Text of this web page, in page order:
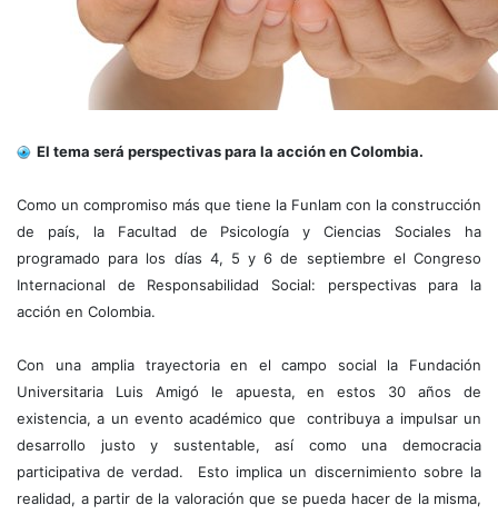
El tema será perspectivas para la acción en Colombia.
Como un compromiso más que tiene la Funlam con la construcción
de país, la Facultad de Psicología y Ciencias Sociales ha
programado para los días 4, 5 y 6 de septiembre el Congreso
Internacional de Responsabilidad Social: perspectivas para la
acción en Colombia.
Con una amplia trayectoria en el campo social la Fundación
Universitaria Luis Amigó le apuesta, en estos 30 años de
existencia, a un evento académico que contribuya a impulsar un
desarrollo justo y sustentable, así como una democracia
participativa de verdad. Esto implica un discernimiento sobre la
realidad, a partir de la valoración que se pueda hacer de la misma,